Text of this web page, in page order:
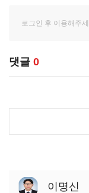
댓글 0
이명신